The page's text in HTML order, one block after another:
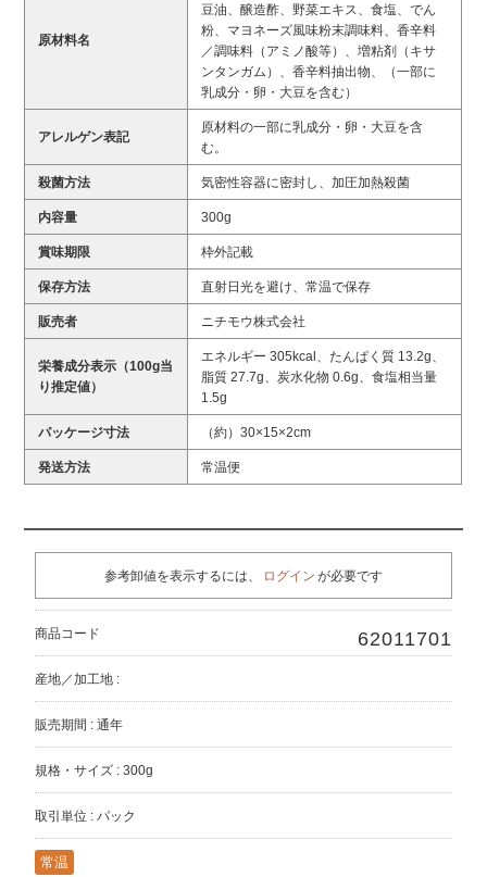
原材料名
豆油、醸造酢、野菜エキス、食塩、でん
粉、マヨネーズ風味粉末調味料、香辛料
／調味料（アミノ酸等）、増粘剤（キサ
ンタンガム）、香辛料抽出物、（一部に
乳成分・卵・大豆を含む）
アレルゲン表記
原材料の一部に乳成分・卵・大豆を含
む。
殺菌方法 気密性容器に密封し、加圧加熱殺菌
内容量 300g
賞味期限 枠外記載
保存方法 直射日光を避け、常温で保存
販売者 ニチモウ株式会社
栄養成分表示（100g当
り推定値）
エネルギー 305kcal、たんぱく質 13.2g、
脂質 27.7g、炭水化物 0.6g、食塩相当量
1.5g
パッケージ寸法 （約）30×15×2cm
発送方法 常温便
参考卸値を表示するには、 ログイン が必要です
商品コード 62011701
産地／加工地 :
販売期間 : 通年
規格・サイズ : 300g
取引単位 : パック
常温